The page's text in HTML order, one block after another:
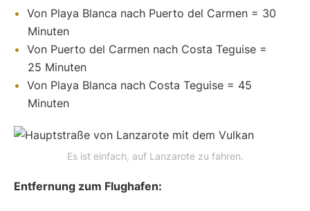
Von Playa Blanca nach Puerto del Carmen = 30
Minuten
Von Puerto del Carmen nach Costa Teguise =
25 Minuten
Von Playa Blanca nach Costa Teguise = 45
Minuten
Es ist einfach, auf Lanzarote zu fahren.
Entfernung zum Flughafen: